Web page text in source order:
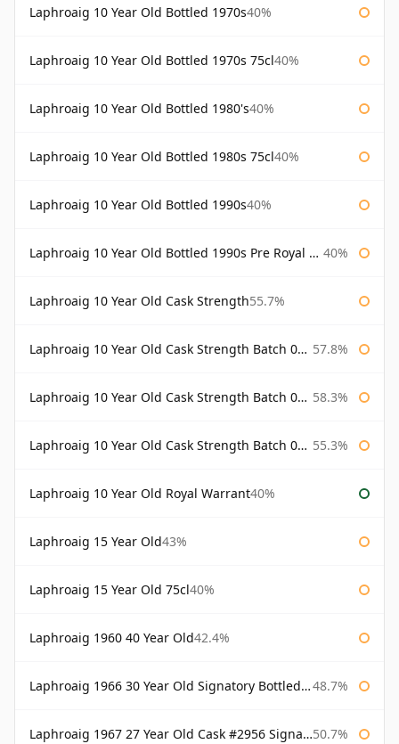
Laphroaig 10 Year Old Bottled 1970s40%
Laphroaig 10 Year Old Bottled 1970s 75cl40%
Laphroaig 10 Year Old Bottled 1980's40%
Laphroaig 10 Year Old Bottled 1980s 75cl40%
Laphroaig 10 Year Old Bottled 1990s40%
Laphroaig 10 Year Old Bottled 1990s Pre Royal Warrant 40%
Laphroaig 10 Year Old Cask Strength55.7%
Laphroaig 10 Year Old Cask Strength Batch 001 Bottled 2009 57.8%
Laphroaig 10 Year Old Cask Strength Batch 002 Bottled 2010 58.3%
Laphroaig 10 Year Old Cask Strength Batch 003 Bottled 2011 55.3%
Laphroaig 10 Year Old Royal Warrant40%
Laphroaig 15 Year Old43%
Laphroaig 15 Year Old 75cl40%
Laphroaig 1960 40 Year Old42.4%
Laphroaig 1966 30 Year Old Signatory Bottled 1996 48.7%
Laphroaig 1967 27 Year Old Cask #2956 Signatory 50.7%